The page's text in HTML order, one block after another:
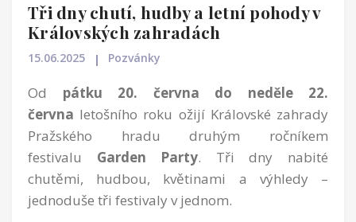
Tři dny chutí, hudby a letní pohody v
Královských zahradách
15.06.2025 Pozvánky
Od
pátku 20. června do neděle 22.
června letošního roku ožijí Královské zahrady
Pražského hradu druhým ročníkem
festivalu
Garden Party. Tři dny nabité
chutěmi, hudbou, květinami a výhledy –
jednoduše tři festivaly v jednom.